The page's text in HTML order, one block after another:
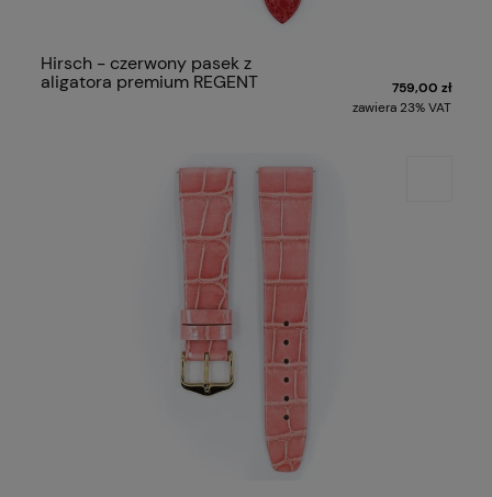
Hirsch - czerwony pasek z
aligatora premium REGENT
759,00 zł
zawiera 23% VAT